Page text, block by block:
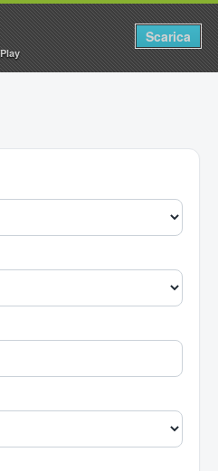
Scarica